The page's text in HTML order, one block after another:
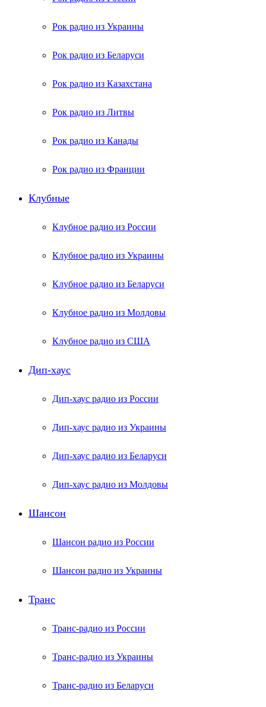
Рок радио из Украины
Рок радио из Беларуси
Рок радио из Казахстана
Рок радио из Литвы
Рок радио из Канады
Рок радио из Франции
Клубные
Клубное радио из России
Клубное радио из Украины
Клубное радио из Беларуси
Клубное радио из Молдовы
Клубное радио из США
Дип-хаус
Дип-хаус радио из России
Дип-хаус радио из Украины
Дип-хаус радио из Беларуси
Дип-хаус радио из Молдовы
Шансон
Шансон радио из России
Шансон радио из Украины
Транс
Транс-радио из России
Транс-радио из Украины
Транс-радио из Беларуси